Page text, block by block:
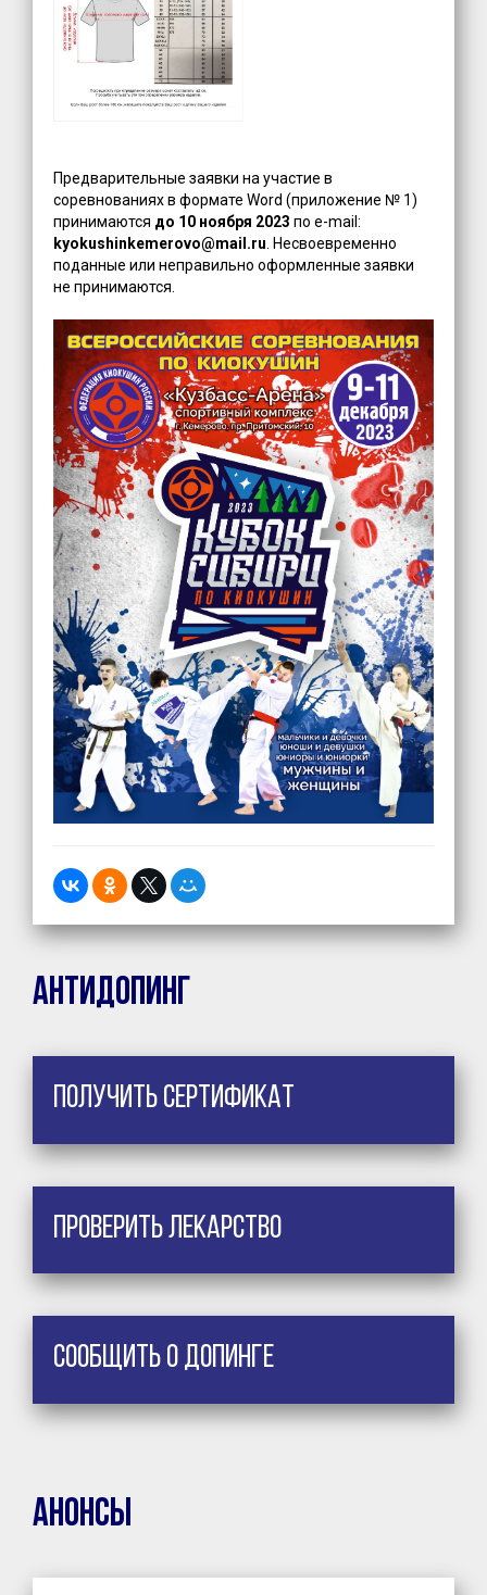
Предварительные заявки на участие в
соревнованиях в формате Word (приложение № 1)
принимаются до 10 ноября 2023 по e-mail:
kyokushinkemerovo@mail.ru . Несвоевременно
поданные или неправильно оформленные заявки
не принимаются.
Антидопинг
Получить сертификат
Проверить лекарство
Сообщить о допинге
Анонсы